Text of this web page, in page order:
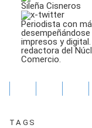
Sileña Cisneros
Periodista con
impresos y
redactora del
Comercio.
TAGS